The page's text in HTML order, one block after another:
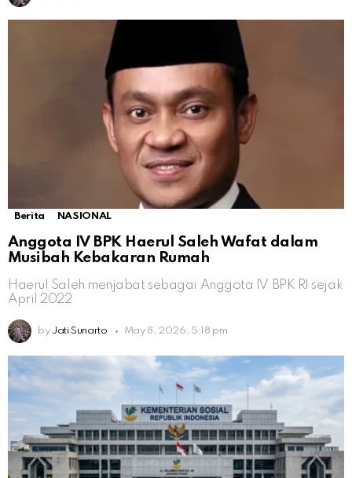
Berita NASIONAL
Anggota IV BPK Haerul Saleh Wafat dalam
Musibah Kebakaran Rumah
Haerul Saleh menjabat sebagai Anggota IV BPK RI sejak
April 2022
by Jati Sunarto May 8, 2026, 5:18 pm